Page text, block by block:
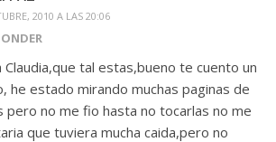
2010 A LAS 20:06
Claudia,que tal estas,bueno te cuento un
he estado mirando muchas paginas de
pero no me fio hasta no tocarlas no me
que tuviera mucha caida,pero no